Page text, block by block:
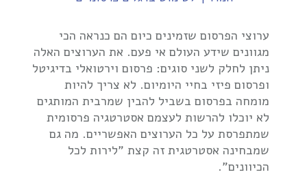
ערוצי הפרסום שזמינים כיום הם כנראה הכי
מגוונים שידע העולם אי פעם. את הערוצים האלה
ניתן לחלק לשני סוגים: פרסום וירטואלי בדיגיטל
ופרסום פיזי בחיי היומיום. לא צריך להיות
מומחה בפרסום בשביל להבין שמרבית המותגים
לא יוכלו להרשות לעצמם אסטרטגיה פרסומית
שמתפרסת על כל הערוצים האפשריים. מה גם
שמבחינה אסטרטגית זה קצת "לירות לכל
הכיוונים".